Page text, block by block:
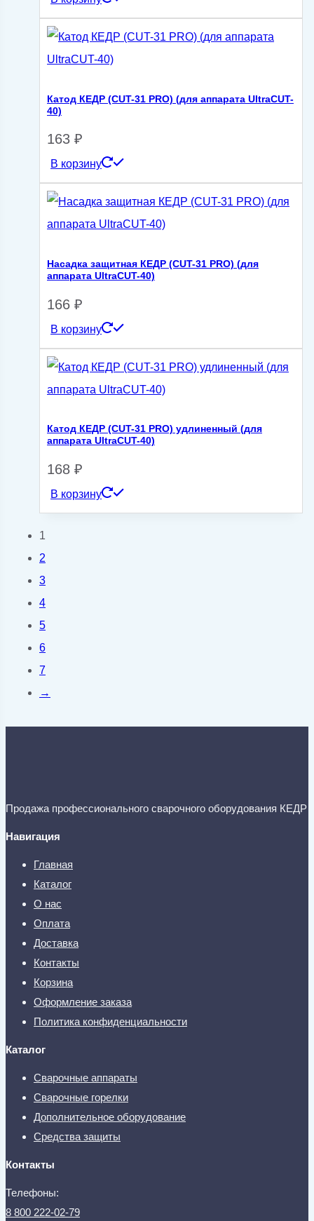
Катод КЕДР (CUT-31 PRO) (для аппарата UltraCUT-
40)
163 ₽
В корзину
Насадка защитная КЕДР (CUT-31 PRO) (для
аппарата UltraCUT-40)
166 ₽
В корзину
Катод КЕДР (CUT-31 PRO) удлиненный (для
аппарата UltraCUT-40)
168 ₽
В корзину
1
2
3
4
5
6
7
→
Продажа профессионального сварочного оборудования КЕДР
Навигация
Главная
Каталог
О нас
Оплата
Доставка
Контакты
Корзина
Оформление заказа
Политика конфиденциальности
Каталог
Сварочные аппараты
Сварочные горелки
Дополнительное оборудование
Средства защиты
Контакты
Телефоны:
8 800 222-02-79